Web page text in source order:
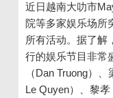
近日越南大叻市
院等多家娱乐场所
所有活动。据了解
行的娱乐节目非常
（Dan Truong）
Le Quyen）、黎孝